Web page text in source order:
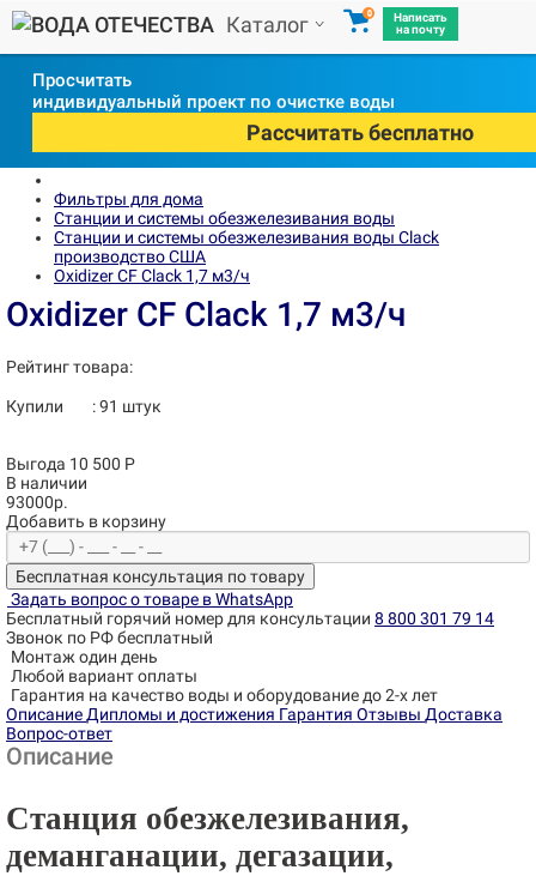
Каталог 0
Написать
на почту
Просчитать
индивидуальный проект по очистке воды
Рассчитать бесплатно
Фильтры для дома
Станции и системы обезжелезивания воды
Станции и системы обезжелезивания воды Clack
производство США
Oxidizer CF Clack 1,7 м3/ч
Oxidizer CF Clack 1,7 м3/ч
Рейтинг товара:
Купили :91 штук
Выгода 10 500 Р
В наличии
93000р.
Добавить в корзину
Бесплатная консультация по товару
Задать вопрос о товаре в WhatsApp
Бесплатный горячий номер для консультации 8 800 301 79 14
Звонок по РФ бесплатный
Монтаж один день
Любой вариант оплаты
Гарантия на качество воды и оборудование до 2-х лет
Описание Дипломы и достижения Гарантия Отзывы Доставка
Вопрос-ответ
Описание
Станция обезжелезивания,
деманганации, дегазации,